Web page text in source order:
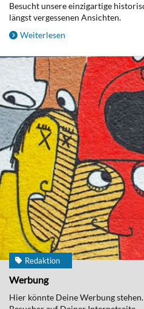
Besucht unsere einzigartige
längst vergessenen Ansichten.
Weiterlesen
Redaktion
Werbung
Hier könnte Deine Werbung